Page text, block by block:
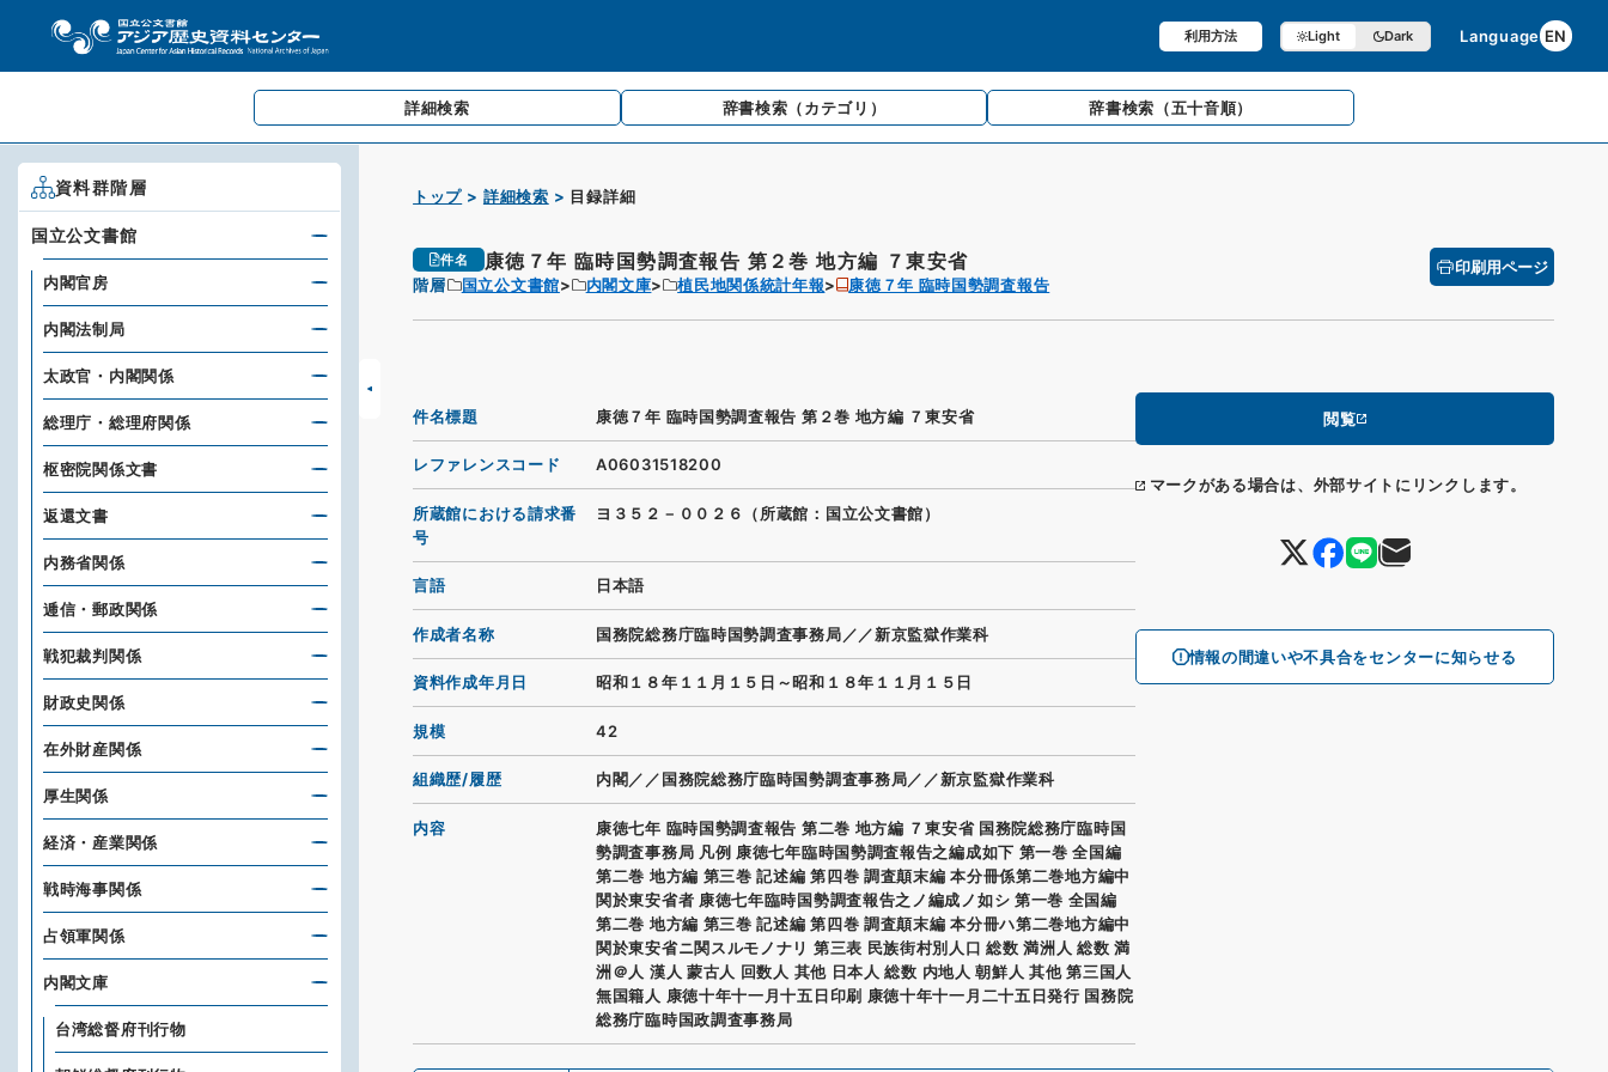
利用方法 Light Dark Language EN
詳細検索 辞書検索 （カテゴリ） 辞書検索 （五十音順）
トップ 詳細検索 目録詳細
件名 康徳７年 臨時国勢調査報告 第２巻 地方編 ７東安省
階層 国立公文書館 内閣文庫 植民地関係統計年報 康徳７年 臨時国勢調査報告
印刷用ページ
閲覧
マークがある場合は、外部サイトにリンクします。
情報の間違いや不具合をセンターに知らせる
件名標題 康徳７年 臨時国勢調査報告 第２巻 地方編 ７東安省
レファレンスコード A06031518200
所蔵館における請求番
号
ヨ３５２－００２６（所蔵館：国立公文書館）
言語 日本語
作成者名称 国務院総務庁臨時国勢調査事務局／／新京監獄作業科
資料作成年月日 昭和１８年１１月１５日～昭和１８年１１月１５日
規模 42
組織歴/履歴 内閣／／国務院総務庁臨時国勢調査事務局／／新京監獄作業科
内容
康徳七年 臨時国勢調査報告 第二巻 地方編 ７東安省 国務院総務庁臨時国
勢調査事務局 凡例 康徳七年臨時国勢調査報告之編成如下 第一巻 全国編
第二巻 地方編 第三巻 記述編 第四巻 調査顛末編 本分冊係第二巻地方編中
関於東安省者 康徳七年臨時国勢調査報告之ノ編成ノ如シ 第一巻 全国編
第二巻 地方編 第三巻 記述編 第四巻 調査顛末編 本分冊ハ第二巻地方編中
関於東安省ニ関スルモノナリ 第三表 民族街村別人口 総数 満洲人 総数 満
洲＠人 漢人 蒙古人 回数人 其他 日本人 総数 内地人 朝鮮人 其他 第三国人
無国籍人 康徳十年十一月十五日印刷 康徳十年十一月二十五日発行 国務院
総務庁臨時国政調査事務局
資料群階層
国立公文書館
内閣官房
内閣法制局
太政官・内閣関係
総理庁・総理府関係
枢密院関係文書
返還文書
内務省関係
逓信・郵政関係
戦犯裁判関係
財政史関係
在外財産関係
厚生関係
経済・産業関係
戦時海事関係
占領軍関係
内閣文庫
台湾総督府刊行物